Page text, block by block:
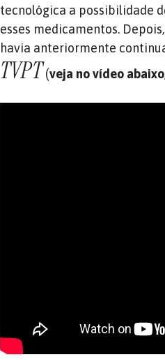
tecnológica a possibilidade
esses medicamentos.
havia anteriormente
TVPT (veja no vídeo